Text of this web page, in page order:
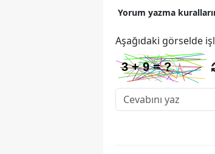
Yorum yazma
Aşağıdaki görselde